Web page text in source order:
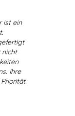
ist ein
nicht
Ihre